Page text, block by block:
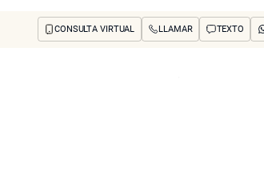
CONSULTA VIRTUAL LLAMAR TEXTO